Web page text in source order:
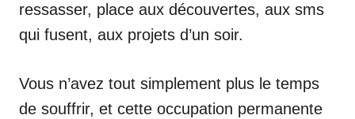
ressasser, place aux découvertes, aux sms
qui fusent, aux projets d’un soir.
Vous n’avez tout simplement plus le temps
de souffrir, et cette occupation permanente